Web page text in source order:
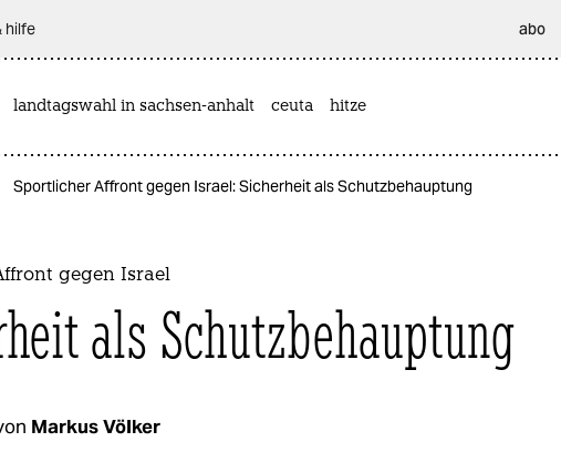
hilfe abo
landtagswahl in sachsen-anhalt ceuta hitze
Sportlicher Affront gegen Israel: Sicherheit als Schutzbehauptung
gegen Israel
als Schutzbehauptung
Markus Völker